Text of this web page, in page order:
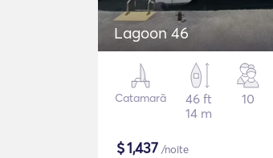
Lagoon 46
Catamarã
46 ft
14 m
10
$1,437 /noite